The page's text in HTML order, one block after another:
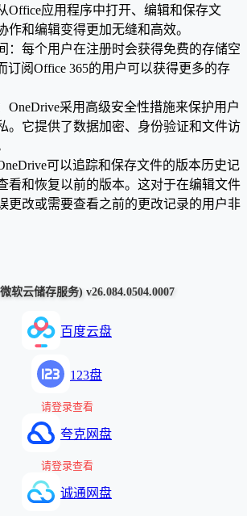
Office应用程序中打开、编辑和保存文
作和编辑变得更加无缝和高效。
：每个用户在注册时会获得免费的存储空
订阅Office 365的用户可以获得更多的存
OneDrive采用高级安全性措施来保护用户
。它提供了数据加密、身份验证和文件访
可以追踪和保存文件的版本历史记
看和恢复以前的版本。这对于在编辑文件
更改或需要查看之前的更改记录的用户非
软云储存服务) v26.084.0504.0007
百度云盘
123盘
请登录查看
夸克网盘
请登录查看
诚通网盘